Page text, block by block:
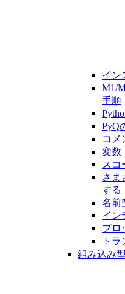
イン
M1/
手順
PyQ
コメ
変数
スコ
さま
する
名前
イン
ブロ
ト
組み込み